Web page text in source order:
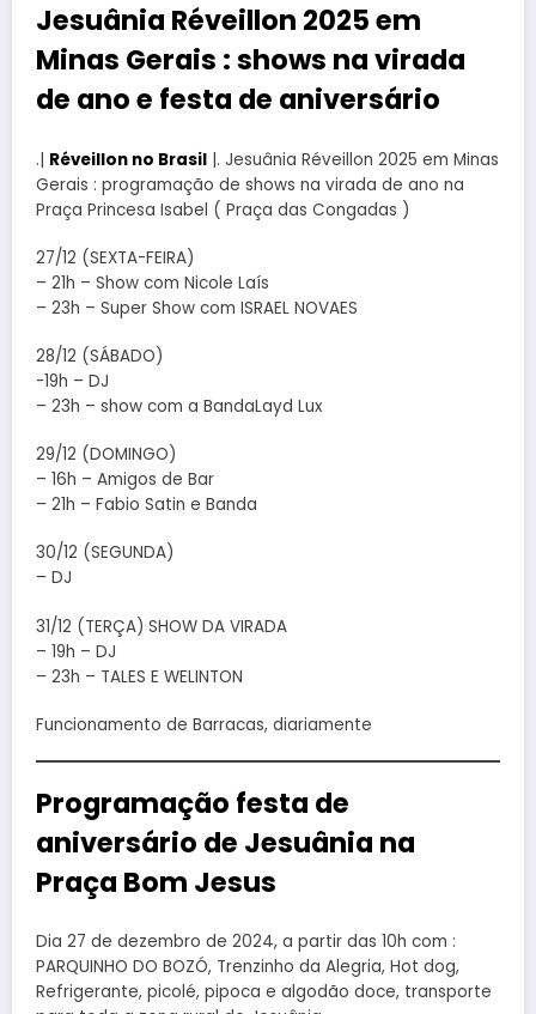
Jesuânia Réveillon 2025 em
Minas Gerais : shows na virada
de ano e festa de aniversário
.| Réveillon no Brasil |. Jesuânia Réveillon 2025 em Minas
Gerais : programação de shows na virada de ano na
Praça Princesa Isabel ( Praça das Congadas )
27/12 (SEXTA-FEIRA)
– 21h – Show com Nicole Laís
– 23h – Super Show com ISRAEL NOVAES
28/12 (SÁBADO)
-19h – DJ
– 23h – show com a BandaLayd Lux
29/12 (DOMINGO)
– 16h – Amigos de Bar
– 21h – Fabio Satin e Banda
30/12 (SEGUNDA)
– DJ
31/12 (TERÇA) SHOW DA VIRADA
– 19h – DJ
– 23h – TALES E WELINTON
Funcionamento de Barracas, diariamente
Programação festa de
aniversário de Jesuânia na
Praça Bom Jesus
Dia 27 de dezembro de 2024, a partir das 10h com :
PARQUINHO DO BOZÓ, Trenzinho da Alegria, Hot dog,
Refrigerante, picolé, pipoca e algodão doce, transporte